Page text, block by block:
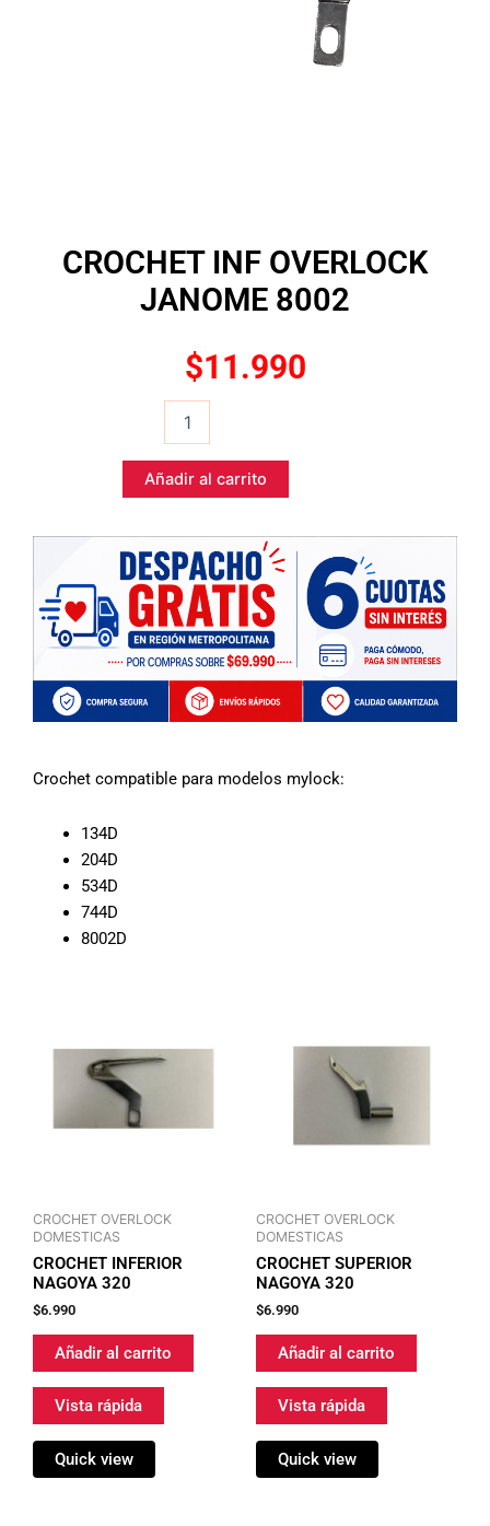
CROCHET INF OVERLOCK
JANOME 8002
$11.990
JANOME
8002
Añadir al carrito
Crochet compatible para modelos mylock:
134D
204D
534D
744D
8002D
CROCHET OVERLOCK
DOMESTICAS
CROCHET INFERIOR
NAGOYA 320
$6.990
Añadir al carrito
Vista rápida
Quick view
CROCHET OVERLOCK
DOMESTICAS
CROCHET SUPERIOR
NAGOYA 320
$6.990
Añadir al carrito
Vista rápida
Quick view